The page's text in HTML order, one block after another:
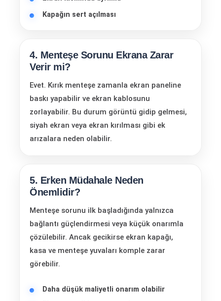
Kapağın sert açılması
4. Menteşe Sorunu Ekrana Zarar
Verir mi?
Evet. Kırık menteşe zamanla ekran paneline
baskı yapabilir ve ekran kablosunu
zorlayabilir. Bu durum görüntü gidip gelmesi,
siyah ekran veya ekran kırılması gibi ek
arızalara neden olabilir.
5. Erken Müdahale Neden
Önemlidir?
Menteşe sorunu ilk başladığında yalnızca
bağlantı güçlendirmesi veya küçük onarımla
çözülebilir. Ancak gecikirse ekran kapağı,
kasa ve menteşe yuvaları komple zarar
görebilir.
Daha düşük maliyetli onarım olabilir